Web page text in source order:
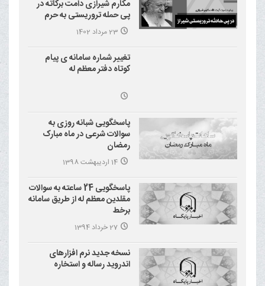
مکارم شیرازی دامت برکاته در
پی حمله تروریستی به حرم
احمد بن موسی علیه السلام
(شاهچراغ)
23 مرداد 1402
تغییر شماره سامانه ی پیام
کوتاه دفتر معظم له
پاسخگویی شبانه روزی به
سوالات شرعی در ماه مبارک
رمضان
14 اردیبهشت 1398
پاسخگویی 24 ساعته به سوالات
مقلدین معظم له از طریق سامانه
برخط
27 خرداد 1394
نسخه جدید نرم افزارهای
اندروید رساله و استخاره